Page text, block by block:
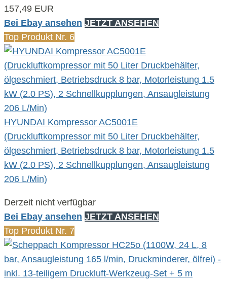
157,49 EUR
Bei Ebay ansehen JETZT ANSEHEN
Top Produkt Nr. 6
HYUNDAI Kompressor AC5001E
(Druckluftkompressor mit 50 Liter Druckbehälter,
ölgeschmiert, Betriebsdruck 8 bar, Motorleistung 1.5
kW (2.0 PS), 2 Schnellkupplungen, Ansaugleistung
206 L/Min)
Derzeit nicht verfügbar
Bei Ebay ansehen JETZT ANSEHEN
Top Produkt Nr. 7